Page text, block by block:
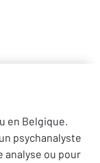
en Belgique.
psychanalyste
analyse ou pour